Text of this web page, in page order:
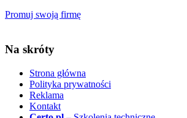
Promuj swoją firmę
Na skróty
Strona główna
Polityka prywatności
Reklama
Kontakt